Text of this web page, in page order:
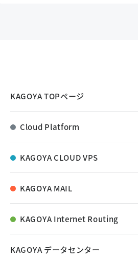
KAGOYA TOPページ
Cloud Platform
KAGOYA CLOUD VPS
KAGOYA MAIL
KAGOYA Internet Routing
KAGOYA データセンター